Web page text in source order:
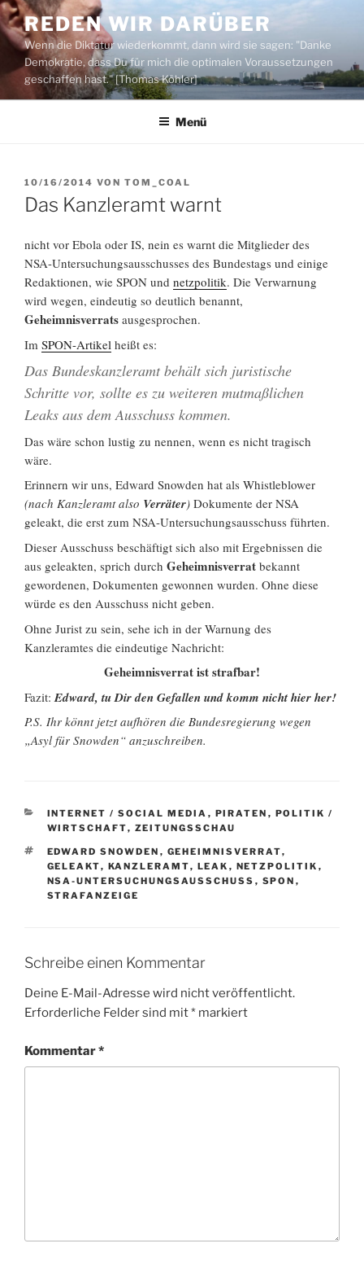
Zum
Inhalt
springen
REDEN WIR DARÜBER
Wenn die Diktatur wiederkommt, dann wird sie sagen: "Danke
Demokratie, dass Du für mich die optimalen Voraussetzungen
geschaffen hast." [Thomas Köhler]
Menü
VERÖFFENTLICHT
AM
10/16/2014 VON TOM_COAL
Das Kanzleramt warnt
nicht vor Ebola oder IS, nein es warnt die Mitglieder des
NSA-Untersuchungsausschusses des Bundestags und einige
Redaktionen, wie SPON und netzpolitik. Die Verwarnung
wird wegen, eindeutig so deutlich benannt,
Geheimnisverrats ausgesprochen.
Im SPON-Artikel heißt es:
Das Bundeskanzleramt behält sich juristische
Schritte vor, sollte es zu weiteren mutmaßlichen
Leaks aus dem Ausschuss kommen.
Das wäre schon lustig zu nennen, wenn es nicht tragisch
wäre.
Erinnern wir uns, Edward Snowden hat als Whistleblower
(nach Kanzleramt also Verräter) Dokumente der NSA
geleakt, die erst zum NSA-Untersuchungsausschuss führten.
Dieser Ausschuss beschäftigt sich also mit Ergebnissen die
aus geleakten, sprich durch Geheimnisverrat bekannt
gewordenen, Dokumenten gewonnen wurden. Ohne diese
würde es den Ausschuss nicht geben.
Ohne Jurist zu sein, sehe ich in der Warnung des
Kanzleramtes die eindeutige Nachricht:
Geheimnisverrat ist strafbar!
Fazit: Edward, tu Dir den Gefallen und komm nicht hier her!
P.S. Ihr könnt jetzt aufhören die Bundesregierung wegen
„Asyl für Snowden“ anzuschreiben.
KATEGORIEN
INTERNET / SOCIAL MEDIA , PIRATEN , POLITIK /
WIRTSCHAFT, ZEITUNGSSCHAU
SCHLAGWÖRTER
EDWARD SNOWDEN , GEHEIMNISVERRAT,
GELEAKT, KANZLERAMT, LEAK , NETZPOLITIK ,
NSA-UNTERSUCHUNGSAUSSCHUSS , SPON ,
STRAFANZEIGE
Schreibe einen Kommentar
Deine E-Mail-Adresse wird nicht veröffentlicht.
Erforderliche Felder sind mit* markiert
Kommentar*